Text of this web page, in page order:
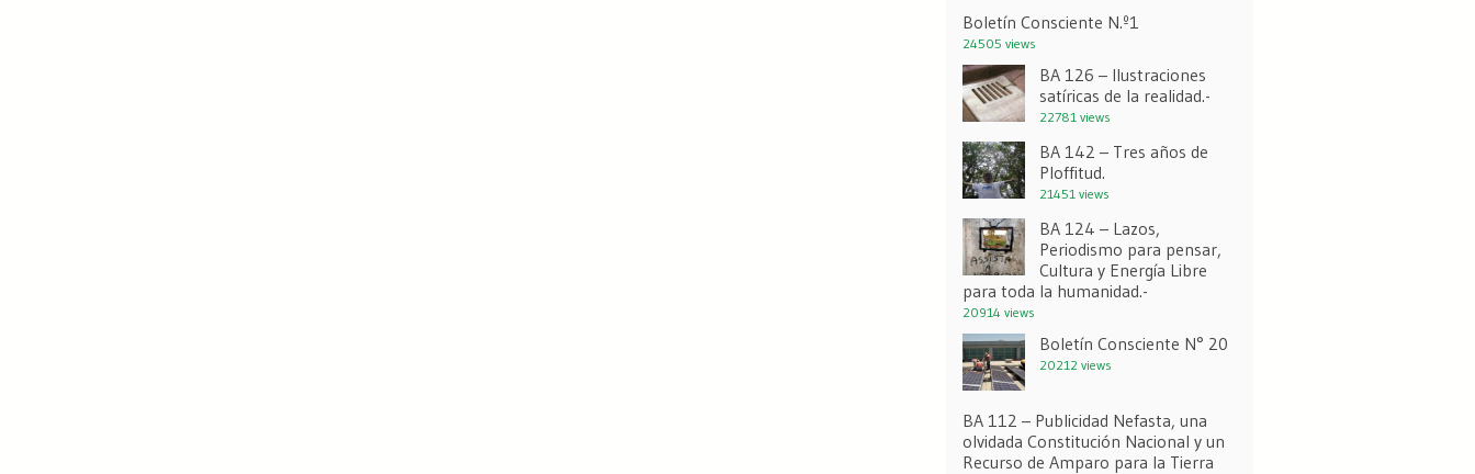
Boletín Consciente N.º1
24505 views
BA 126 – Ilustraciones
satíricas de la realidad.-
22781 views
BA 142 – Tres años de
Ploffitud.
21451 views
BA 124 – Lazos,
Periodismo para pensar,
Cultura y Energía Libre
para toda la humanidad.-
20914 views
Boletín Consciente N° 20
20212 views
BA 112 – Publicidad Nefasta, una
olvidada Constitución Nacional y un
Recurso de Amparo para la Tierra